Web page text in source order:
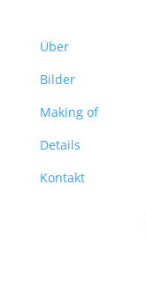
Über
Bilder
Making of
Details
Kontakt